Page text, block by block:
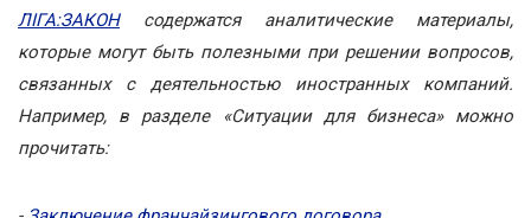
ЛІГА:ЗАКОНсодержатся аналитические материалы,
которые могут быть полезными при решении вопросов,
связанных с деятельностью иностранных компаний.
Например, в разделе «Ситуации для бизнеса» можно
прочитать: